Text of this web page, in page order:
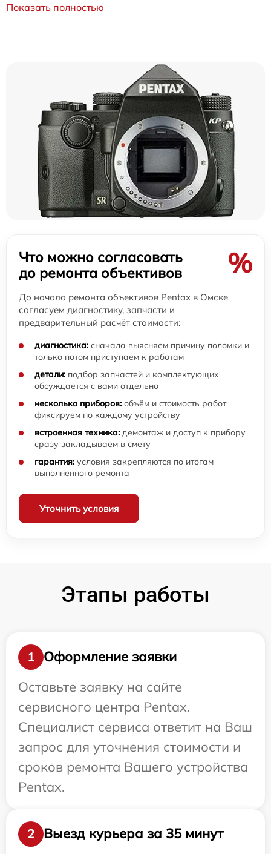
Показать полностью
Что можно согласовать
до ремонта объективов
%
До начала ремонта объективов Pentax в Омске
согласуем диагностику, запчасти и
предварительный расчёт стоимости:
диагностика: сначала выясняем причину поломки и
только потом приступаем к работам
детали: подбор запчастей и комплектующих
обсуждается с вами отдельно
несколько приборов: объём и стоимость работ
фиксируем по каждому устройству
встроенная техника: демонтаж и доступ к прибору
сразу закладываем в смету
гарантия: условия закрепляются по итогам
выполненного ремонта
Уточнить условия
Этапы работы
1
Оформление заявки
Оставьте заявку на сайте
сервисного центра Pentax.
Специалист сервиса ответит на Ваш
запрос для уточнения стоимости и
сроков ремонта Вашего устройства
Pentax.
2
Выезд курьера за 35 минут